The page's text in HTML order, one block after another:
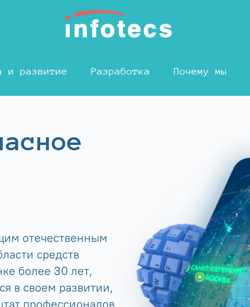
и развитие Разработка Почему мы
отечественным
средств
более 30 лет,
в своем развитии,
профессионалов